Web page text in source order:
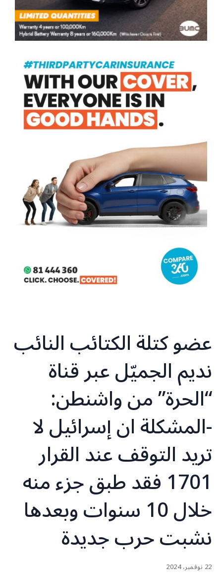
عضو كتلة الكتائب النائب
نديم الجميّل عبر قناة
“الحرة” من واشنطن:
-المشكلة ان إسرائيل لا
تريد التوقف عند القرار
1701 فقد طبق جزء منه
خلال 10 سنوات وبعدها
نشبت حرب جديدة
22 نوفمبر، 2024